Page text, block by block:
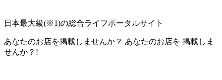
日本最大級(※1)の総合ライフポータルサイト
あなたのお店を掲載しませんか？ あなたのお店を 掲載しま
せんか？!